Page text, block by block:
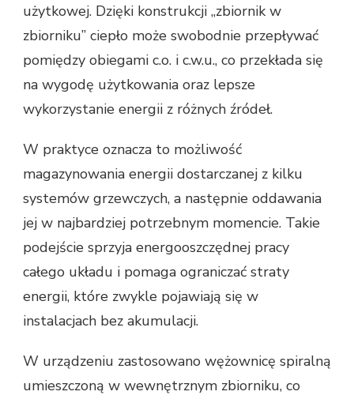
użytkowej. Dzięki konstrukcji „zbiornik w
zbiorniku” ciepło może swobodnie przepływać
pomiędzy obiegami c.o. i c.w.u., co przekłada się
na wygodę użytkowania oraz lepsze
wykorzystanie energii z różnych źródeł.
W praktyce oznacza to możliwość
magazynowania energii dostarczanej z kilku
systemów grzewczych, a następnie oddawania
jej w najbardziej potrzebnym momencie. Takie
podejście sprzyja energooszczędnej pracy
całego układu i pomaga ograniczać straty
energii, które zwykle pojawiają się w
instalacjach bez akumulacji.
W urządzeniu zastosowano wężownicę spiralną
umieszczoną w wewnętrznym zbiorniku, co